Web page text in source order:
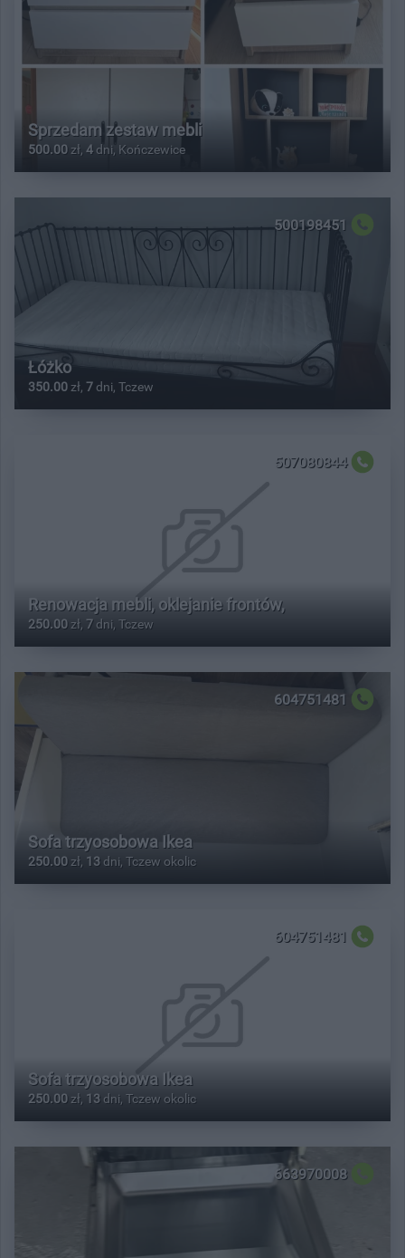
Sprzedam zestaw mebli
500.00 zł, 4 dni, Kończewice
500198451
Łóżko
350.00 zł, 7 dni, Tczew
507080844
Renowacja mebli, oklejanie frontów,
250.00 zł, 7 dni, Tczew
604751481
Sofa trzyosobowa Ikea
250.00 zł, 13 dni, Tczew okolic
604751481
Sofa trzyosobowa Ikea
250.00 zł, 13 dni, Tczew okolic
663970008